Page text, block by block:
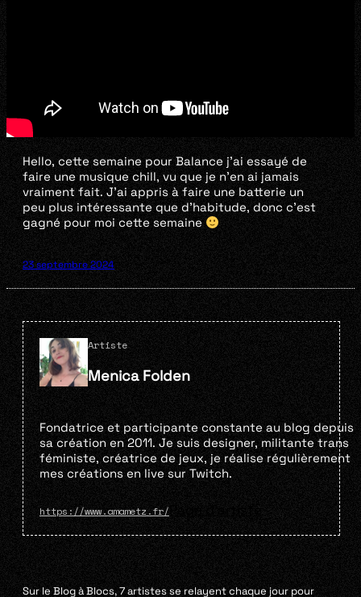
Hello, cette semaine pour Balance j’ai essayé de
faire une musique chill, vu que je n’en ai jamais
vraiment fait. J’ai appris à faire une batterie un
peu plus intéressante que d’habitude, donc c’est
gagné pour moi cette semaine
23 septembre 2024
Artiste
Menica Folden
Fondatrice et participante constante au blog depuis
sa création en 2011. Je suis designer, militante trans
féministe, créatrice de jeux, je réalise régulièrement
mes créations en live sur Twitch.
https://www.amametz.fr/
Sur le Blog à Blocs, 7 artistes se relayent chaque jour pour